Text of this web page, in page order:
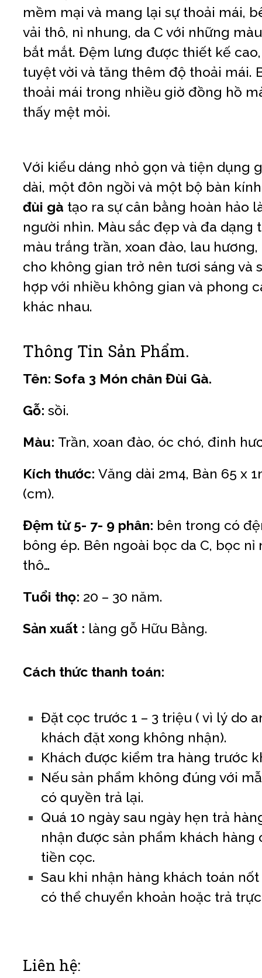
mềm mại và mang lại sự thoải mái,
vải thô, nỉ nhung, da C với những
bắt mắt. Đệm lưng được thiết kế
tuyệt vời và tăng thêm độ thoải mái.
thoải mái trong nhiều giờ đồng hồ
thấy mệt mỏi.
Với kiểu dáng nhỏ gọn và tiện dụng
dài, một đôn ngồi và một bộ bàn
đùi gà tạo ra sự cân bằng hoàn hảo
người nhìn. Màu sắc đẹp và đa dạng
màu trắng trần, xoan đào, lau
cho không gian trở nên tươi sáng và
hợp với nhiều không gian và phong
khác nhau.
Thông Tin Sản Phẩm.
Tên: Sofa 3 Món chân Đùi Gà.
Gỗ: sồi.
Màu: Trần, xoan đào, óc chó, đinh
Kích thước:Văng dài 2m4, Bàn 65 x
(cm).
Đệm từ 5- 7- 9 phân: bên trong có
bông ép. Bên ngoài bọc da C, bọc nỉ
thô…
Tuổi thọ: 20 – 30 năm.
Sản xuất : làng gỗ Hữu Bằng.
Cách thức thanh toán:
Đặt cọc trước 1 – 3 triệu ( vì lý do
khách đặt xong không nhận).
Khách được kiểm tra hàng trước
Nếu sản phẩm không đúng với
có quyền trả lại.
Quá 10 ngày sau ngày hẹn trả
nhận được sản phẩm khách hàng
tiền cọc.
Sau khi nhận hàng khách toán
có thể chuyển khoản hoặc trả
Liên hệ: